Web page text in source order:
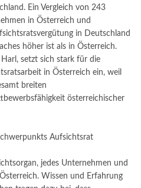
Ein Vergleich von 243
in Österreich und
in Deutschland
höher ist als in Österreich.
setzt sich stark für die
in Österreich ein, weil
breiten
österreichischer
Aufsichtsrat
jedes Unternehmen und
Wissen und Erfahrung